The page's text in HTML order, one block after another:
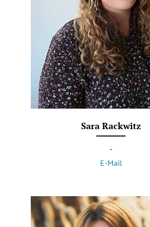
Sara Rackwitz
-
E-Mail